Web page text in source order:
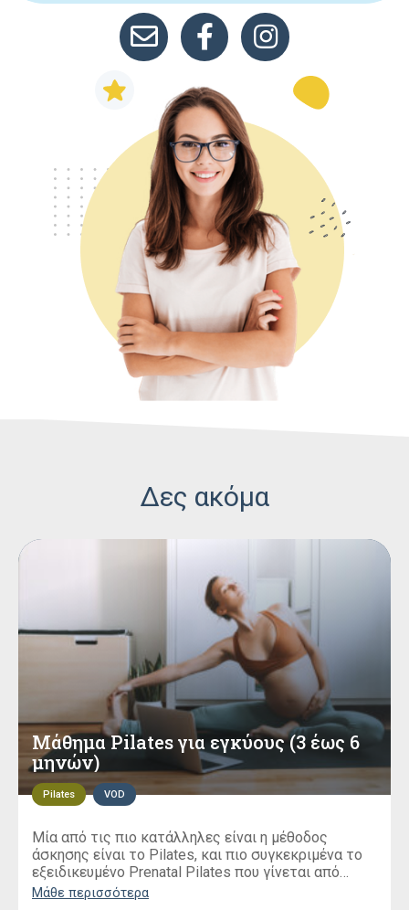
mail facebook linkinstagram link
Δες ακόμα
Mάθημα Pilates για εγκύους (3 έως 6
μηνών)
Pilates VOD
Μία από τις πιο κατάλληλες είναι η μέθοδος
άσκησης είναι το Pilates, και πιο συγκεκριμένα το
εξειδικευμένο Prenatal Pilates που γίνεται από
εκπαιδευμένους instructors.
Μάθε περισσότερα